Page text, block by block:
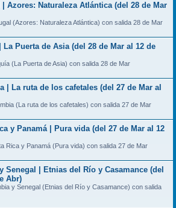
Azores: Naturaleza Atlántica (del 28 de Mar
(Azores: Naturaleza Atlántica) con salida 28 de Mar
Puerta de Asia (del 28 de Mar al 12 de
(La Puerta de Asia) con salida 28 de Mar
| La ruta de los cafetales (del 27 de Mar al
(La ruta de los cafetales) con salida 27 de Mar
y Panamá | Pura vida (del 27 de Mar al 12
Rica y Panamá (Pura vida) con salida 27 de Mar
Senegal | Etnias del Río y Casamance (del
Abr)
y Senegal (Etnias del Río y Casamance) con salida